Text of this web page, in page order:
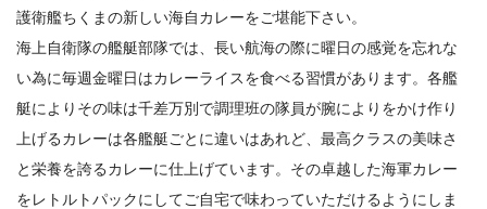
護衛艦ちくまの新しい海自カレーをご堪能下さい。
海上自衛隊の艦艇部隊では、長い航海の際に曜日の感覚を忘れな
い為に毎週金曜日はカレーライスを食べる習慣があります。各艦
艇によりその味は千差万別で調理班の隊員が腕によりをかけ作り
上げるカレーは各艦艇ごとに違いはあれど、最高クラスの美味さ
と栄養を誇るカレーに仕上げています。その卓越した海軍カレー
をレトルトパックにしてご自宅で味わっていただけるようにしま